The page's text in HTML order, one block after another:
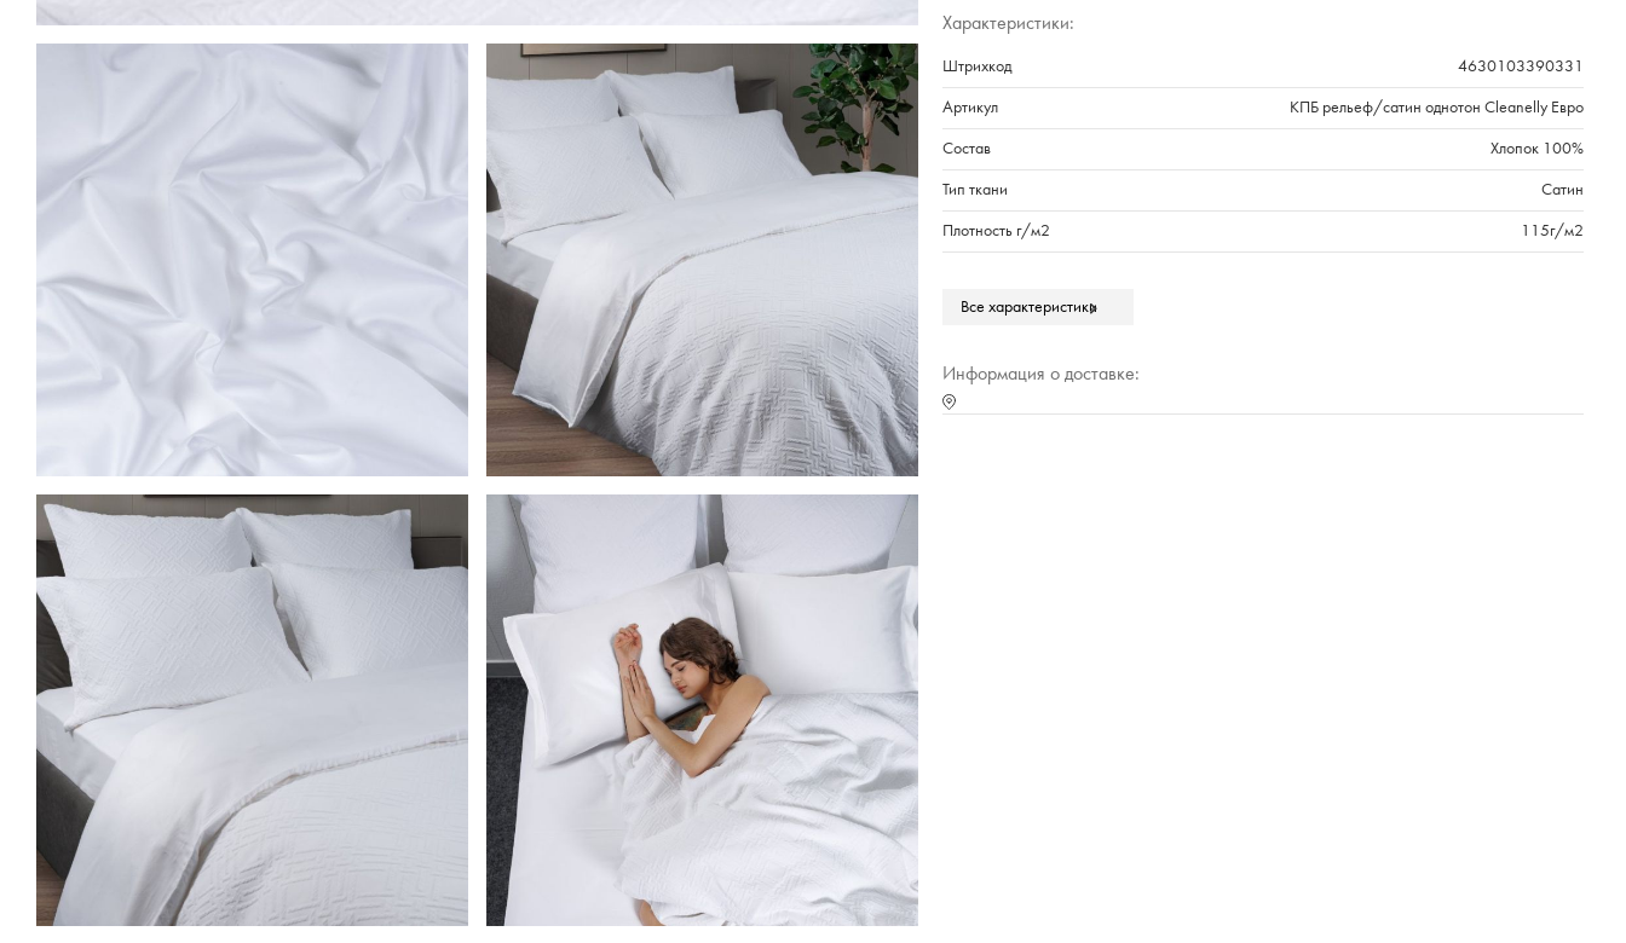
Характеристики:
Штрихкод 4630103390331
Артикул КПБ рельеф/сатин однотон Cleanelly Евро
Состав Хлопок 100%
Тип ткани Сатин
Плотность г/м2 115г/м2
Марка
Страна происхождения
Все характеристики
Информация о доставке: